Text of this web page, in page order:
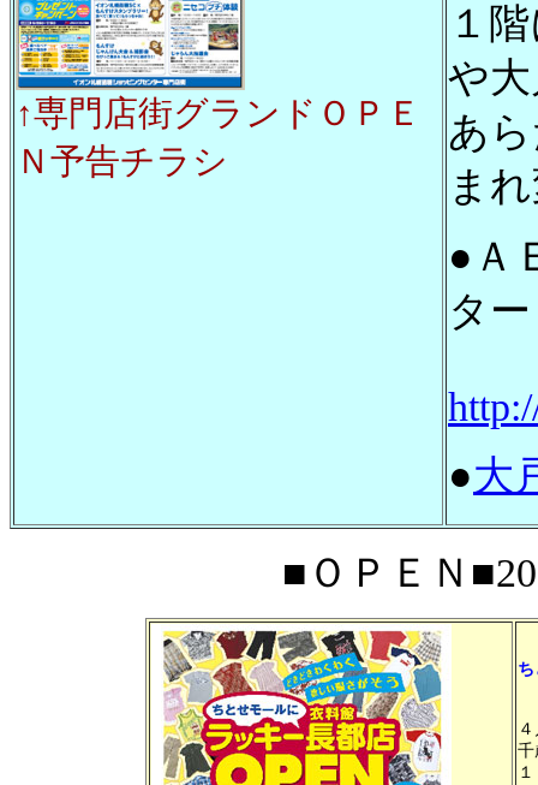
↑専門店街グランドＯＰＥ
Ｎ予告チラシ
１
や
あ
ま
●Ａ
ター
●大
■ＯＰＥＮ
千